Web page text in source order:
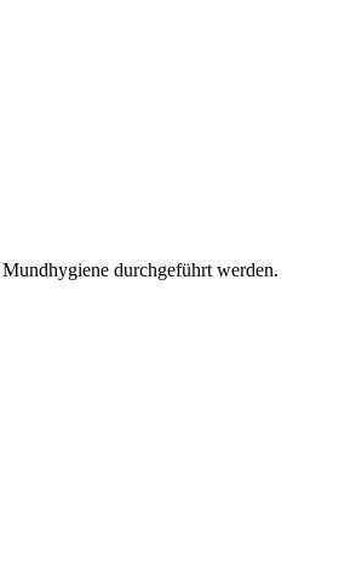
durchgeführt werden.